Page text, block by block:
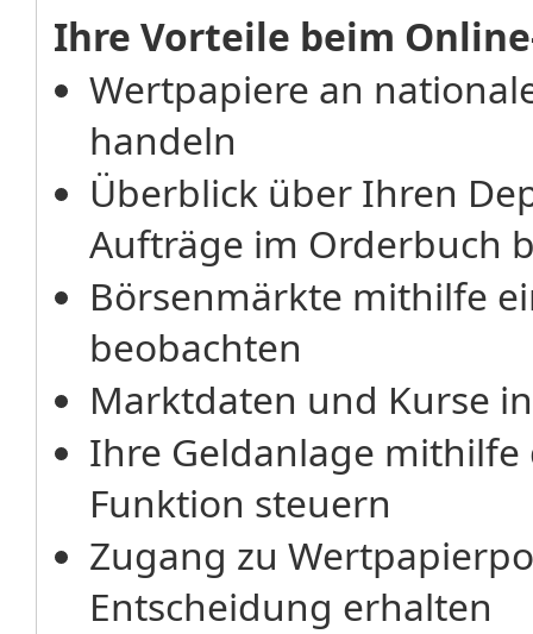
Ihre Vorteile beim
Wertpapiere an
handeln
Überblick über Ihren
Aufträge im Orderbuch
Börsenmärkte mithilfe
beobachten
Marktdaten und Kurse
Ihre Geldanlage
Funktion steuern
Zugang zu
Entscheidung erhalten